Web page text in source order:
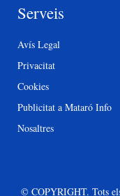
Serveis
Avís Legal
Privacitat
Cookies
Publicitat a Mataró Info
Nosaltres
© COPYRIGHT. Tots